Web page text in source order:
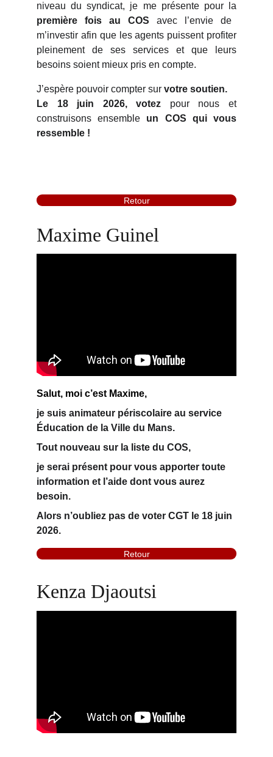
niveau du syndicat, je me présente pour la
première fois au COS avec l’envie de
m’investir afin que les agents puissent profiter
pleinement de ses services et que leurs
besoins soient mieux pris en compte.
J’espère pouvoir compter sur votre soutien.
Le 18 juin 2026,
votez pour nous et
construisons ensemble un COS qui vous
ressemble !
Retour
Maxime Guinel
Salut, moi c’est Maxime,
je suis animateur périscolaire au service
Éducation de la Ville du Mans.
Tout nouveau sur la liste du COS,
je serai présent pour vous apporter toute
information et l’aide dont vous aurez
besoin.
Alors n’oubliez pas de voter CGT le 18 juin
2026.
Retour
Kenza Djaoutsi